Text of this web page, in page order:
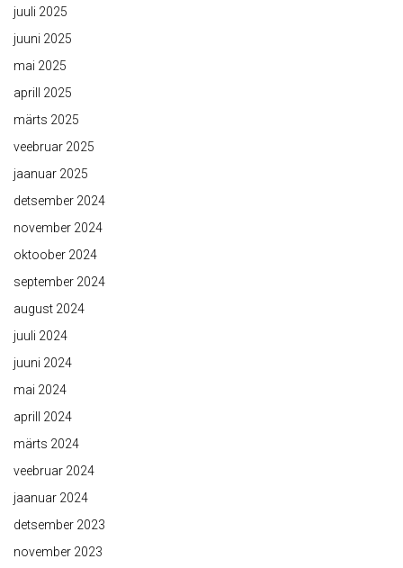
juuli 2025
juuni 2025
mai 2025
aprill 2025
märts 2025
veebruar 2025
jaanuar 2025
detsember 2024
november 2024
oktoober 2024
september 2024
august 2024
juuli 2024
juuni 2024
mai 2024
aprill 2024
märts 2024
veebruar 2024
jaanuar 2024
detsember 2023
november 2023